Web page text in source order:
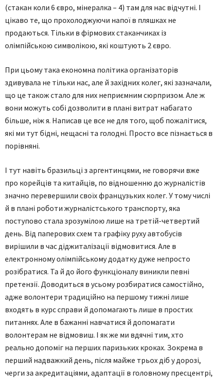
(стакан коли 6 євро, мінералка – 4) там для нас відчутні. І
цікаво те, що прохолоджуючи напої в пляшках не
продаються. Тільки в фірмових стаканчиках із
олімпійською символікою, які коштують 2 євро.
При цьому така економна політика організаторів
здивувала не тільки нас, але й західних колег, які зазначали,
що це також стало для них неприємним сюрпризом. Але ж
вони можуть собі дозволити в плані витрат набагато
більше, ніж я. Написав це все не для того, щоб пожалітися,
які ми тут бідні, нещасні та голодні. Просто все пізнається в
порівняні.
І тут навіть бразильці з аргентинцями, не говорячи вже
про корейців та китайців, по відношенню до журналістів
значно перевершили своїх французьких колег. У тому числі
й в плані роботи журналістського транспорту, яка
поступово стала зрозумілою лише на третій-четвертий
день. Від паперових схем та графіку руху автобусів
вирішили в час діджиталізації відмовитися. Але в
електронному олімпійському додатку дуже непросто
розібратися. Та й до його функціоналу виникли певні
претензії. Доводиться в усьому розбиратися самостійно,
адже волонтери традиційно на першому тижні лише
входять в курс справи й допомагають лише в простих
питаннях. Але в бажанні навчатися й допомагати
волонтерам не відмовиш. І як же ми вдячні тим, хто
реально допоміг на перших паризьких кроках. Зокрема в
перший надважкий день, після майже трьох діб у дорозі,
черги за акредитаціями, адаптації в головному пресцентрі,